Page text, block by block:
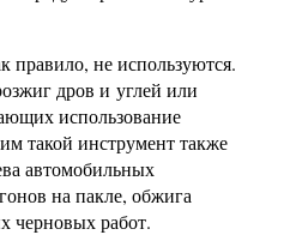
правило, не используются.
дров и углей или
использование
такой инструмент также
автомобильных
на пакле, обжига
черновых работ.